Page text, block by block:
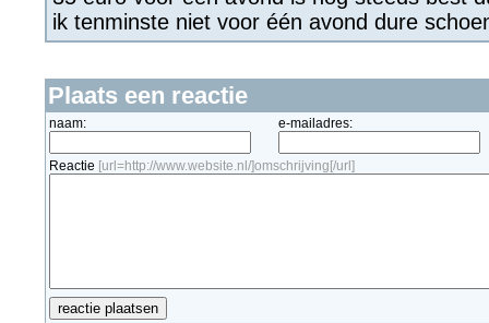
ik tenminste niet voor één avond dure
Plaats een reactie
naam: e-mailadres:
Reactie [url=http://www.website.nl/]omschrijving[/url]